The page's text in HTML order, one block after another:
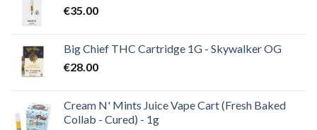
€35.00
Big Chief THC Cartridge 1G - Skywalker OG
€28.00
Cream N' Mints Juice Vape Cart (Fresh Baked
Collab - Cured) - 1g